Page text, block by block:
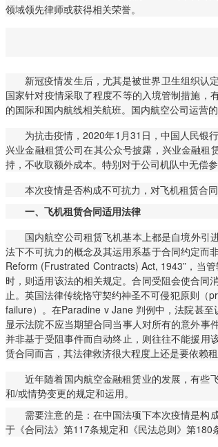
领域领先律师或获得相关荣誉。
新冠疫情发生后，尤其是被世界卫生组织认
国家针对疫情采取了程度不等的入境管制措施，
的国际和国内航线相关航班。国内航空公司运营
为抗击疫情，2020年1月31日，中国人民银
兴业金融租赁公司在其公众号披露，兴业金融
持，不收取额外成本。特别对于公司机队中无偿
本次疫情是否构成不可抗力，对飞机租赁合
一、 飞机租赁合同适用法律
国内航空公司租赁飞机基本上都是自境外引
法下不可抗力的概念及其运用系基于合同约定而
Reform (Frustrated Contracts) Act, 1943”，当
时，则适用该法的相关规定。合同受阻会使合同
止。英国法律传统恪守契约神圣不可侵犯原则
failure）。在Paradine v Jane 判例中，法院甚
显示法院不应当期望合同当事人对所有的意外
并非基于受阻事件而自动终止，则往往不能援用
赁合同而言，其法律救济很大程度上还是要依赖租
近年随着国内航空金融租赁业的发展，有些
和/或情势变更的规定和运用。
需要注意的是：在中国法项下本次疫情是构
于《合同法》第117条规定和《民法总则》第180